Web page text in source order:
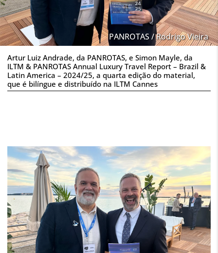
PANROTAS / Rodrigo Vieira
Artur Luiz Andrade, da PANROTAS, e Simon Mayle, da
ILTM & PANROTAS Annual Luxury Travel Report – Brazil &
Latin America – 2024/25, a quarta edição do material,
que é bilíngue e distribuído na ILTM Cannes